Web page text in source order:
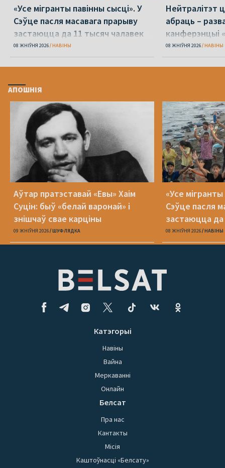
«Усе мігранты павінны сысці». У
Сэўце пасля масавага прарыву
застаюцца да 11 тысяч чалавек
08 ЖНІЎНЯ 2026 НАВІНЫ
Нейтралітэт
абраць –
канферэнцыі
08 ЖНІЎНЯ 2026 НАВІНЫ
АПОШНІЯ
Аўтар пратэставай «Евы» Хаім
Суцін: быў «белай варонай» і
знішчаў свае карціны
09 ЖНІЎНЯ 2026 ШУФЛЯДКА
«Усе
Сэўце пасля
застаюцца да
08 ЖНІЎНЯ 2026 НАВІНЫ
Катэгорыі
Навіны
Вайна
Меркаванні
Онлайн
Белсат
Пра нас
Кантакты
Місія
Каштоўнасці «Белсату»